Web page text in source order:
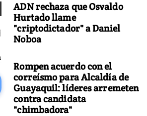
ADN rechaza que Osvaldo
Hurtado llame
"criptodictador" a Daniel
Noboa
Rompen acuerdo con el
correísmo para Alcaldía de
Guayaquil: líderes arremeten
contra candidata
"chimbadora"